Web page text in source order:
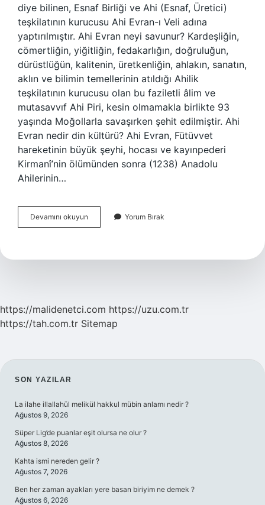
diye bilinen, Esnaf Birliği ve Ahi (Esnaf, Üretici)
teşkilatının kurucusu Ahi Evran-ı Veli adına
yaptırılmıştır. Ahi Evran neyi savunur? Kardeşliğin,
cömertliğin, yiğitliğin, fedakarlığın, doğruluğun,
dürüstlüğün, kalitenin, üretkenliğin, ahlakın, sanatın,
aklın ve bilimin temellerinin atıldığı Ahilik
teşkilatının kurucusu olan bu faziletli âlim ve
mutasavvıf Ahi Piri, kesin olmamakla birlikte 93
yaşında Moğollarla savaşırken şehit edilmiştir. Ahi
Evran nedir din kültürü? Ahi Evran, Fütüvvet
hareketinin büyük şeyhi, hocası ve kayınpederi
Kirmanî’nin ölümünden sonra (1238) Anadolu
Ahilerinin…
Devamını okuyun
Evran
Yorum Bırak
https://malidenetci.com https://uzu.com.tr
https://tah.com.tr Sitemap
SIDEBAR
SON YAZILAR
La ilahe illallahül melikül hakkul mübin anlamı nedir ?
Ağustos 9, 2026
Süper Lig’de puanlar eşit olursa ne olur ?
Ağustos 8, 2026
Kahta ismi nereden gelir ?
Ağustos 7, 2026
Ben her zaman ayakları yere basan biriyim ne demek ?
Ağustos 6, 2026